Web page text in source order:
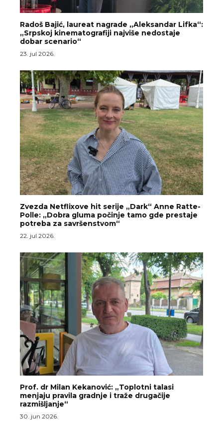
Radoš Bajić, laureat nagrade „Aleksandar Lifka“:
„Srpskoj kinematografiji najviše nedostaje
dobar scenario“
23. jul 2026.
Zvezda Netflixove hit serije „Dark“ Anne Ratte-
Polle: „Dobra gluma počinje tamo gde prestaje
potreba za savršenstvom“
22. jul 2026.
Prof. dr Milan Kekanović: „Toplotni talasi
menjaju pravila gradnje i traže drugačije
razmišljanje“
30. jun 2026.